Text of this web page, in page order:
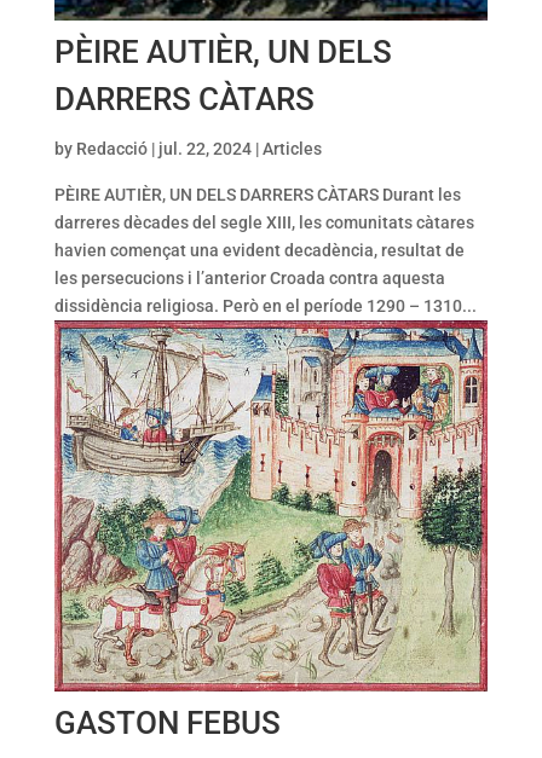
PÈIRE AUTIÈR, UN DELS
DARRERS CÀTARS
by Redacció| jul. 22, 2024|Articles
PÈIRE AUTIÈR, UN DELS DARRERS CÀTARS Durant les
darreres dècades del segle XIII, les comunitats càtares
havien començat una evident decadència, resultat de
les persecucions i l’anterior Croada contra aquesta
dissidència religiosa. Però en el període 1290 – 1310...
GASTON FEBUS